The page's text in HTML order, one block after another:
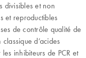
divisibles et non
et reproductibles
de contrôle qualité de
d’acides
inhibiteurs de PCR et